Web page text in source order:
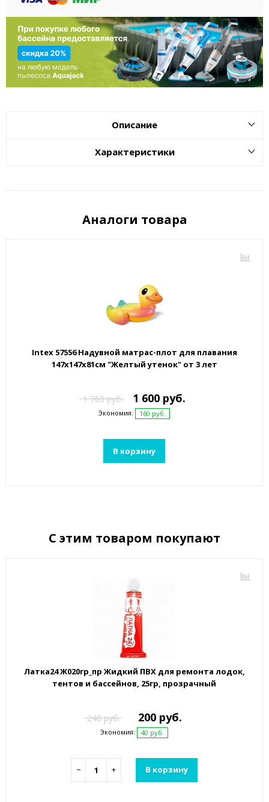
Описание
Характеристики
Аналоги товара
Intex 57556 Надувной матрас-плот для плавания
147х147x81см "Желтый утенок" от 3 лет
1 760 руб. 1 600 руб.
Экономия: 160 руб.
В корзину
С этим товаром покупают
Латка24 Ж020гр_пр Жидкий ПВХ для ремонта лодок,
тентов и бассейнов, 25гр, прозрачный
240 руб. 200 руб.
Экономия: 40 руб.
− + В корзину